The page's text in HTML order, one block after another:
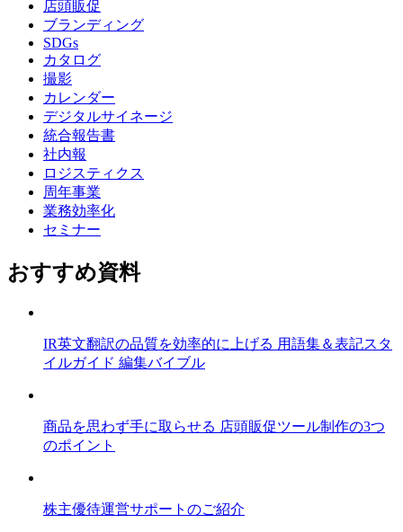
店頭販促
ブランディング
SDGs
カタログ
撮影
カレンダー
デジタルサイネージ
統合報告書
社内報
ロジスティクス
周年事業
業務効率化
セミナー
おすすめ資料
IR英文翻訳の品質を効率的に上げる 用語集＆表記スタ
イルガイド 編集バイブル
商品を思わず手に取らせる 店頭販促ツール制作の3つ
のポイント
株主優待運営サポートのご紹介